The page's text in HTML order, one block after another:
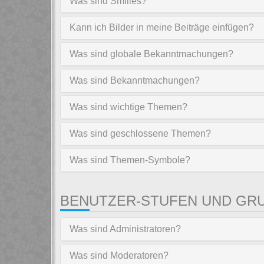
Kann ich Bilder in meine Beiträge einfügen?
Was sind globale Bekanntmachungen?
Was sind Bekanntmachungen?
Was sind wichtige Themen?
Was sind geschlossene Themen?
Was sind Themen-Symbole?
BENUTZER-STUFEN UND
Was sind Administratoren?
Was sind Moderatoren?